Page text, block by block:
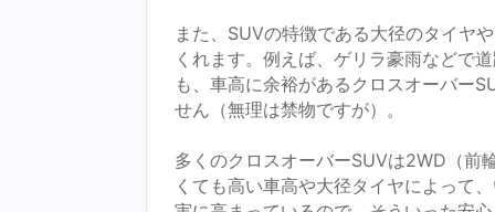
また、SUVの特徴である大径のタイヤ
くれます。例えば、ゲリラ豪雨などで
も、車高に余裕があるクロスオーバー
せん（無理は禁物ですが）。
多くのクロスオーバーSUVは2WD（前
くても高い車高や大径タイヤによって